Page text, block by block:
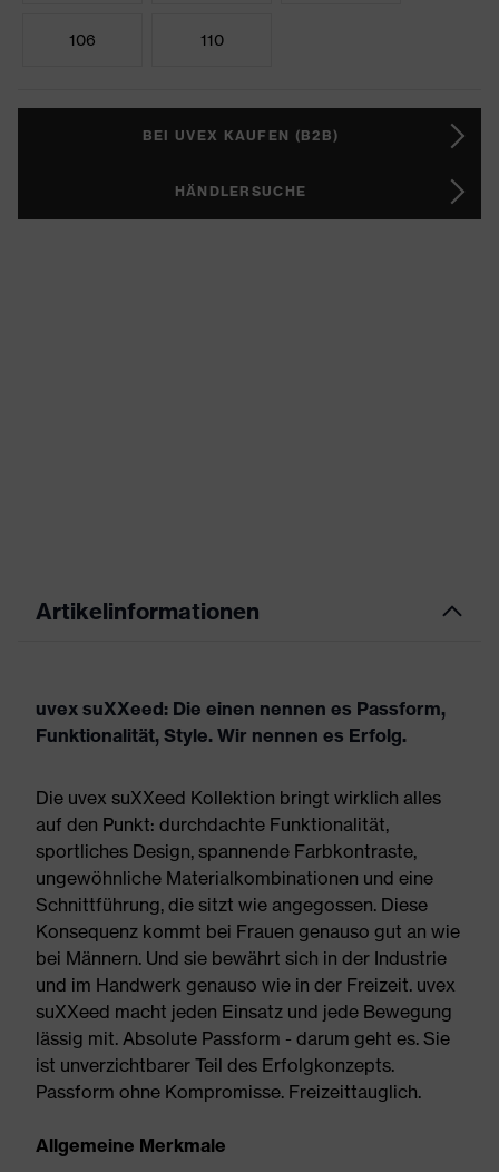
106 110
BEI UVEX KAUFEN (B2B)
HÄNDLERSUCHE
Artikelinformationen
uvex suXXeed: Die einen nennen es Passform,
Funktionalität, Style. Wir nennen es Erfolg.
Die uvex suXXeed Kollektion bringt wirklich alles
auf den Punkt: durchdachte Funktionalität,
sportliches Design, spannende Farbkontraste,
ungewöhnliche Materialkombinationen und eine
Schnittführung, die sitzt wie angegossen. Diese
Konsequenz kommt bei Frauen genauso gut an wie
bei Männern. Und sie bewährt sich in der Industrie
und im Handwerk genauso wie in der Freizeit. uvex
suXXeed macht jeden Einsatz und jede Bewegung
lässig mit. Absolute Passform - darum geht es. Sie
ist unverzichtbarer Teil des Erfolgkonzepts.
Passform ohne Kompromisse. Freizeittauglich.
Allgemeine Merkmale